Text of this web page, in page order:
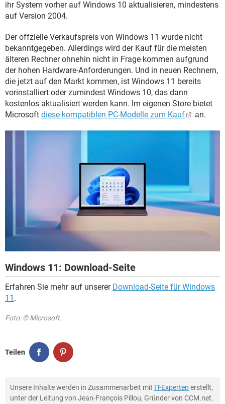
ihr System vorher auf Windows 10 aktualisieren, mindestens
auf Version 2004.
Der offzielle Verkaufspreis von Windows 11 wurde nicht
bekanntgegeben. Allerdings wird der Kauf für die meisten
älteren Rechner ohnehin nicht in Frage kommen aufgrund
der hohen Hardware-Anforderungen. Und in neuen Rechnern,
die jetzt auf den Markt kommen, ist Windows 11 bereits
vorinstalliert oder zumindest Windows 10, das dann
kostenlos aktualisiert werden kann. Im eigenen Store bietet
Microsoft diese kompatiblen PC-Modelle zum Kauf an.
Windows 11: Download-Seite
Erfahren Sie mehr auf unserer Download-Seite für Windows
11 .
Foto: © Microsoft.
Teilen
Unsere Inhalte werden in Zusammenarbeit mit IT-Experten erstellt,
unter der Leitung von Jean-François Pillou, Gründer von CCM.net.